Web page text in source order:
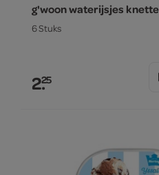
g'woon waterijsjes
6 Stuks
2.25